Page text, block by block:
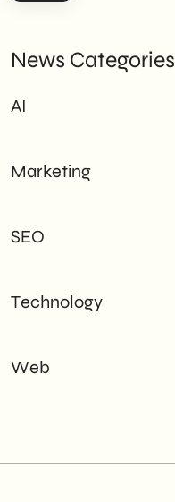
News Categories
AI
Marketing
SEO
Technology
Web